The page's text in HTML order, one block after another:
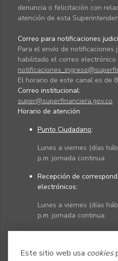
Este sitio web usa cookies
denuncia o felicitación con
atención de esta
Correo para notificaciones
Para el envío de notificaciones
habilitado el correo electrónico
El horario de este canal es de
Correo institucional:
super@superfinanciera.gov.co
Horario de atención
Punto Ciudadano:
Lunes a viernes (días
p.m. jornada continua
Recepción de
electrónicos:
Lunes a viernes (días
p.m. jornada continua